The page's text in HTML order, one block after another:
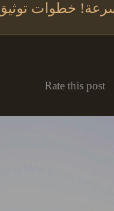
خطوات توثيق
Rate this post